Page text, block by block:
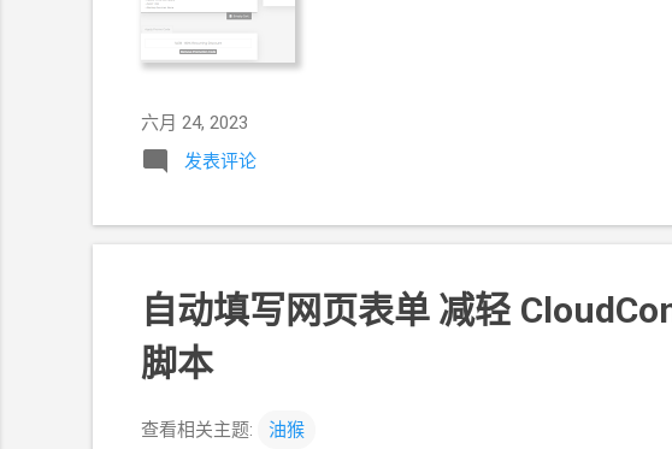
六月 24, 2023
发表评论
自动填写网页表单 减轻
脚本
查看相关主题: 油猴